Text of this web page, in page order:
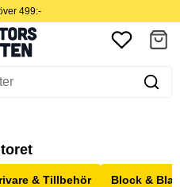
499:-
& Tillbehör Block &